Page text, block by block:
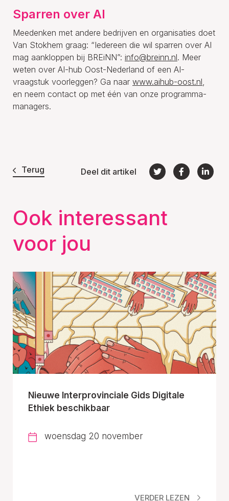
Sparren over AI
Meedenken met andere bedrijven en organisaties doet
Van Stokhem graag: “Iedereen die wil sparren over AI
mag aankloppen bij BREiNN”: info@breinn.nl. Meer
weten over AI-hub Oost-Nederland of een AI-
vraagstuk voorleggen? Ga naar www.aihub-oost.nl
en neem contact op met één van onze programma-
managers.
Terug Deel dit artikel
Ook interessant
voor jou
Nieuwe Interprovinciale Gids Digitale
Ethiek beschikbaar
woensdag 20 november
VERDER LEZEN